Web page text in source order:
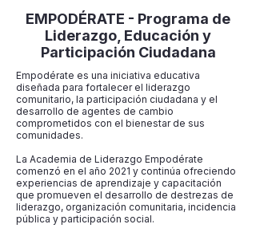
EMPODÉRATE - Programa de
Liderazgo, Educación y
Participación Ciudadana
Empodérate es una iniciativa educativa
diseñada para fortalecer el liderazgo
comunitario, la participación ciudadana y el
desarrollo de agentes de cambio
comprometidos con el bienestar de sus
comunidades.
La Academia de Liderazgo Empodérate
comenzó en el año 2021 y continúa ofreciendo
experiencias de aprendizaje y capacitación
que promueven el desarrollo de destrezas de
liderazgo, organización comunitaria, incidencia
pública y participación social.